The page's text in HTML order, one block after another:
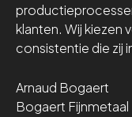
klanten. Wij kiezen
consistentie die zij
Arnaud Bogaert
Bogaert Fijnmetaal